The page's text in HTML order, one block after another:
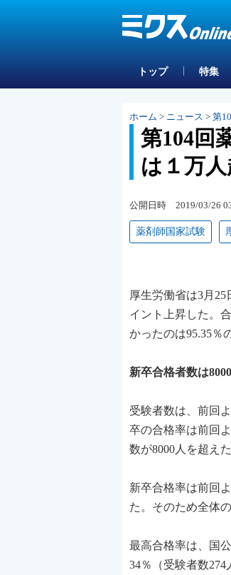
トップ 特集
ホーム > ニュース > 第
第104回
は１万人
公開日時 2019/03/26
薬剤師国家試験
厚生労働省は3月
イント上昇した。
かったのは95.35％
新卒合格者数は
受験者数は、前回
卒の合格率は前回
数が8000人を超え
新卒合格率は前回
た。そのため全体
最高合格率は、国
34％（受験者数274